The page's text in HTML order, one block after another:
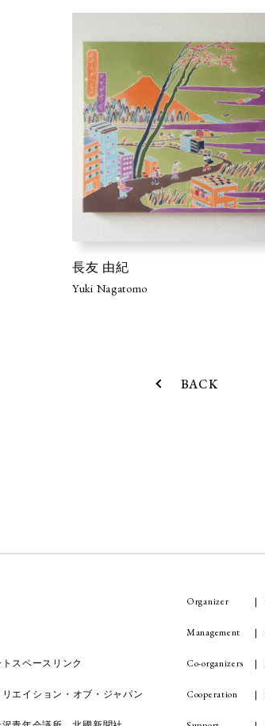
長友 由紀
Yuki Nagatomo
BACK
スペースリンク
エイション・オブ・ジャパン
Organizer
Management
Co-organizers
Cooperation